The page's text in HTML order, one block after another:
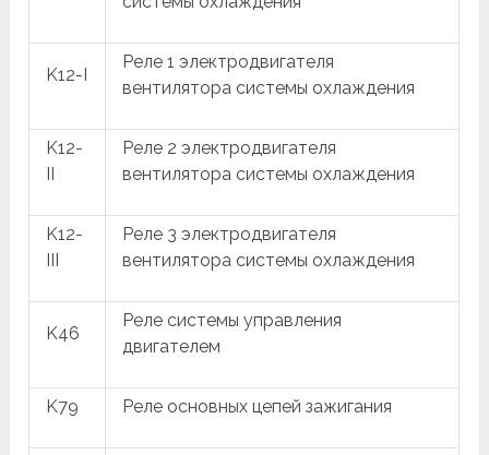
K12-I
Реле 1 электродвигателя
вентилятора системы охлаждения
K12-
Реле 2 электродвигателя
вентилятора системы охлаждения
K12-
Реле 3 электродвигателя
вентилятора системы охлаждения
K46
Реле системы управления
двигателем
K79 Реле основных цепей зажигания